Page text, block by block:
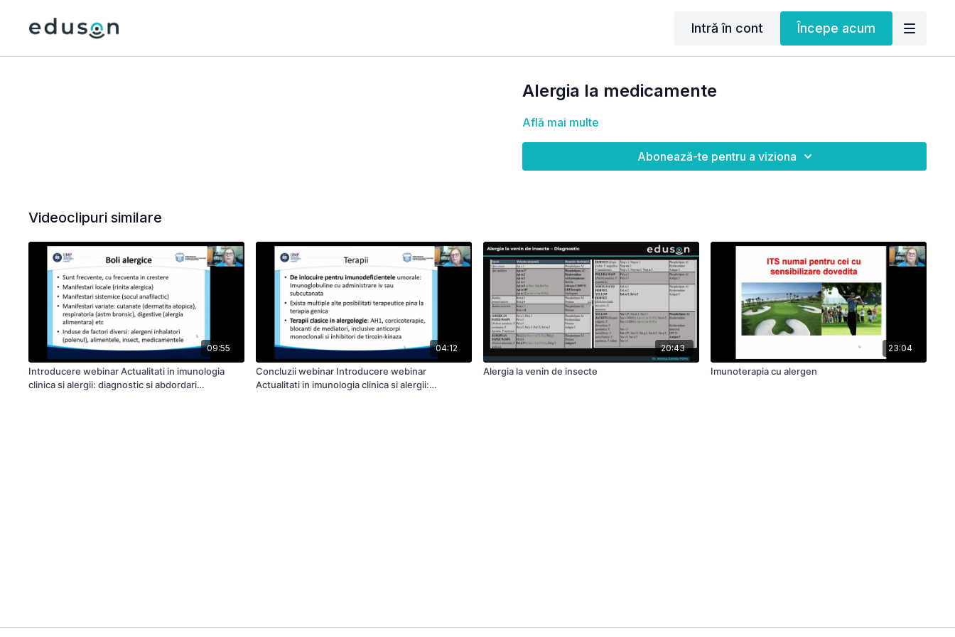
Intră în cont Începe acum
Alergia la medicamente
Află mai multe
Abonează-te pentru a viziona
Videoclipuri similare
09:55
Introducere webinar Actualitati in imunologia
clinica si alergii: diagnostic si abdordari
04:12
Concluzii webinar Introducere webinar
Actualitati in imunologia clinica si alergii:
20:43
Alergia la venin de insecte
23:04
Imunoterapia cu alergen